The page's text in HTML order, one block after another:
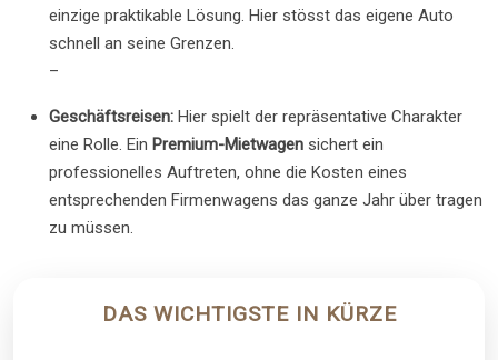
einzige praktikable Lösung. Hier stösst das eigene Auto
schnell an seine Grenzen.
–
Geschäftsreisen: Hier spielt der repräsentative Charakter
eine Rolle. Ein Premium-Mietwagen sichert ein
professionelles Auftreten, ohne die Kosten eines
entsprechenden Firmenwagens das ganze Jahr über tragen
zu müssen.
DAS WICHTIGSTE IN KÜRZE